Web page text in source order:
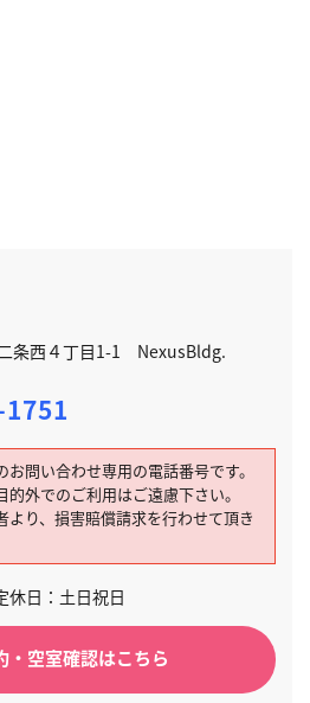
条西４丁目1-1 NexusBldg.
問い合わせ専用の電話番号です。
外でのご利用はご遠慮下さい。
より、損害賠償請求を行わせて頂き
休日：土日祝日
・空室確認はこちら